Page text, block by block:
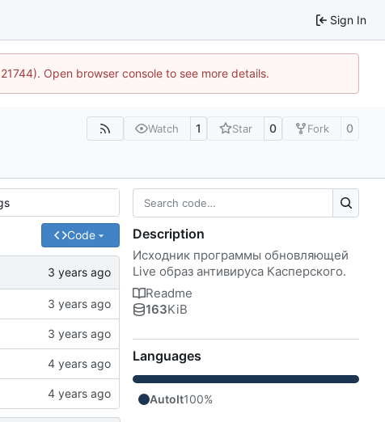
Sign In
Open browser console to see more details.
Watch 1 Star 0 Fork 0
Code Description
Исходник программы обновляющей
Live образ антивируса Касперского.
Readme
163KiB
Languages
AutoIt100%